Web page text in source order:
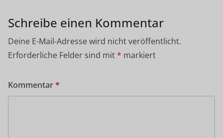
Schreibe einen Kommentar
Deine E-Mail-Adresse wird nicht veröffentlicht.
Erforderliche Felder sind mit* markiert
Kommentar*